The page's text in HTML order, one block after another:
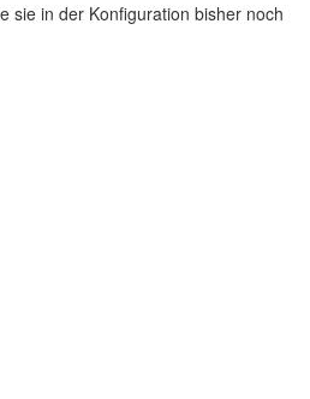
sie in der Konfiguration bisher noch